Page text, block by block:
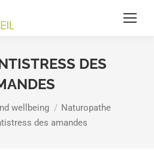
DES
wellbeing
Naturopathe
des amandes